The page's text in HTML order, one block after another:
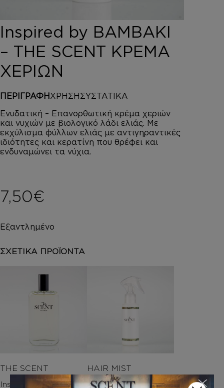
HOROMIA
SPECIAL OFFERS
ΚΑΛΑΘΙ
Inspired by ΒΑΜΒΑΚΙ
– THE SCENT ΚΡΕΜΑ
ΧΕΡΙΩΝ
ΠΕΡΙΓΡΑΦΗ ΧΡΗΣΗ ΣΥΣΤΑΤΙΚΑ
Ενυδατική – Επανορθωτική κρέμα χεριών
και νυχιών με βιολογικό λάδι ελιάς. Με
εκχύλισμα φύλλων ελιάς με αντιγηραντικές
ιδιότητες και κερατίνη που θρέφει και
ενδυναμώνει τα νύχια.
7,50€
Εξαντλημένο
ΣΧΕΤΙΚΑ ΠΡΟΪΟΝΤΑ
THE SCENT
Inspired by ΒΑΜΒΑΚΙ
HAIR MIST
Inspired by ΒΑΜΒΑΚΙ